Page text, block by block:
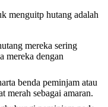
menguitp hutang adalah
mereka sering
mereka dengan
benda peminjam atau
merah sebagai amaran.